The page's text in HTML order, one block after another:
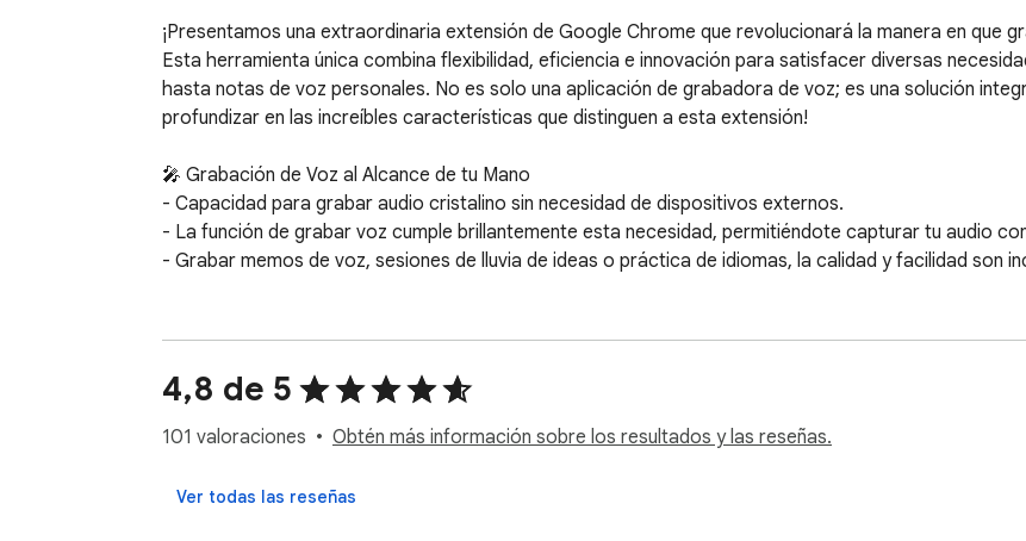
¡Presentamos una extraordinaria extensión de Google Chrome que revolucionará la manera en que
Esta herramienta única combina flexibilidad, eficiencia e innovación para satisfacer diversas
hasta notas de voz personales. No es solo una aplicación de grabadora de voz; es una solución
profundizar en las increíbles características que distinguen a esta extensión!
🎤 Grabación de Voz al Alcance de tu Mano
- Capacidad para grabar audio cristalino sin necesidad de dispositivos externos.
- La función de grabar voz cumple brillantemente esta necesidad, permitiéndote capturar tu audio
- Grabar memos de voz, sesiones de lluvia de ideas o práctica de idiomas, la calidad y facilidad son
🔹 Grabar audio de pestañas del navegador ahora es transparente.
🔹 Perfecto para aquellos que necesitan grabar reuniones de zoom, webinars, transmisiones en vivo
navegador.
🔹 ¡Capturar y revisar contenido web nunca ha sido tan fácil!
🎙️ Mezcla de Grabación para Contenido Integral
4,8 de 5
101 valoraciones Obtén más información sobre los resultados y las reseñas.
Ver todas las reseñas